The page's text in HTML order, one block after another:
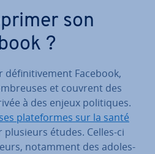
son
?
dé­fi­ni­ti­ve­ment Facebook,
et couvrent des
à des enjeux po­li­tiques.
pla­te­formes sur la santé
études. Celles-ci
notamment des ado­les­